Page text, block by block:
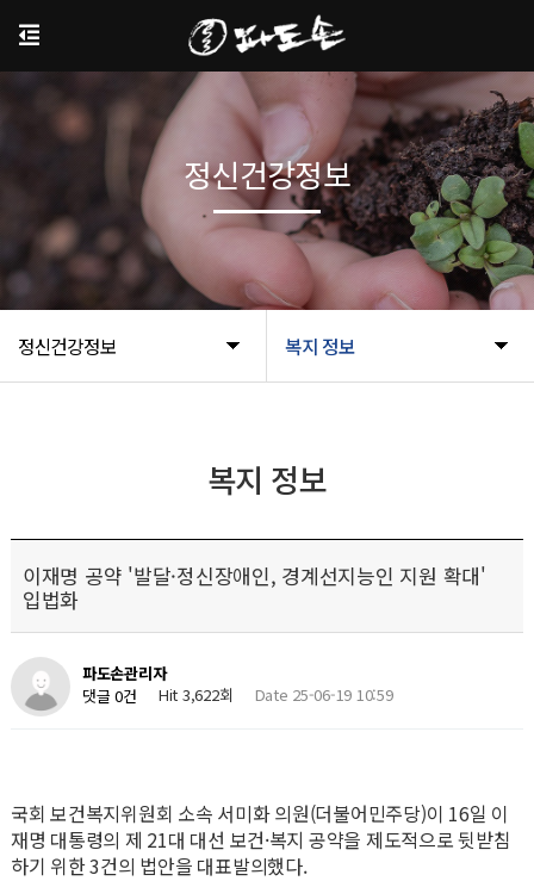
정신건강정보 복지 정보
정신건강정보
복지 정보
이재명 공약 '발달·정신장애인, 경계선지능인 지원 확대'
입법화
파도손관리자
댓글 0건
Hit 3,622회 Date 25-06-19 10:59
국회 보건복지위원회 소속 서미화 의원(더불어민주당)이 16일 이
재명 대통령의 제 21대 대선 보건·복지 공약을 제도적으로 뒷받침
하기 위한 3건의 법안을 대표발의했다.